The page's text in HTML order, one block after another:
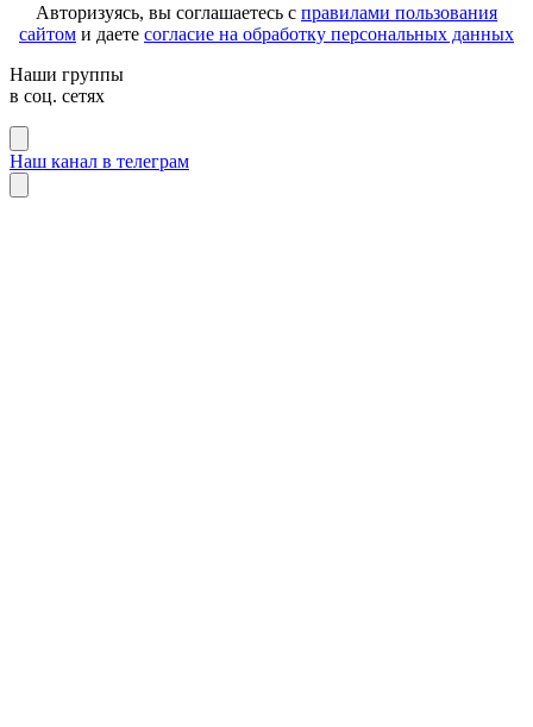
Авторизуясь, вы соглашаетесь с правилами пользования
сайтом и даете согласие на обработку персональных данных
Наши группы
в соц. сетях
Наш канал в телеграм